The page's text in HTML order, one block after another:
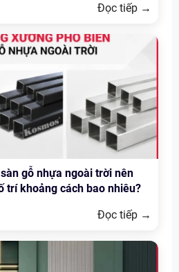
Đọc tiếp →
gỗ nhựa ngoài trời nên
trí khoảng cách bao nhiêu?
Đọc tiếp →